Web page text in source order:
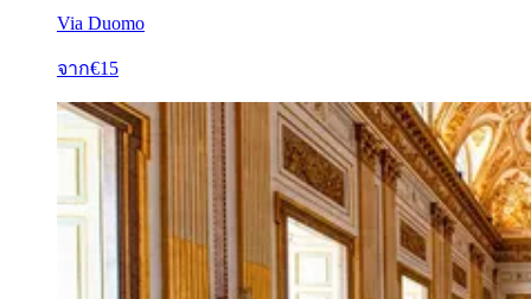
Via Duomo
จาก€15